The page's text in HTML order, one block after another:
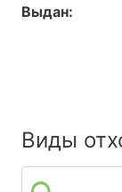
Выдан:
Виды